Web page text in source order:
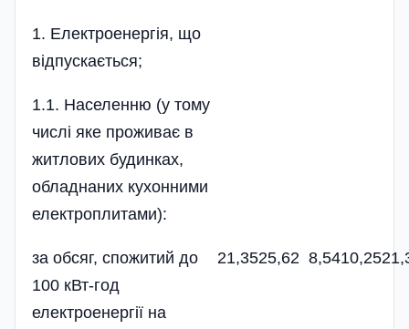
1. Електроенергія, що
відпускається;
1.1. Населенню (у тому
числі яке проживає в
житлових будинках,
обладнаних кухонними
електроплитами):
за обсяг, спожитий до
100 кВт-год
електроенергії на
21,3525,62 8,5410,25